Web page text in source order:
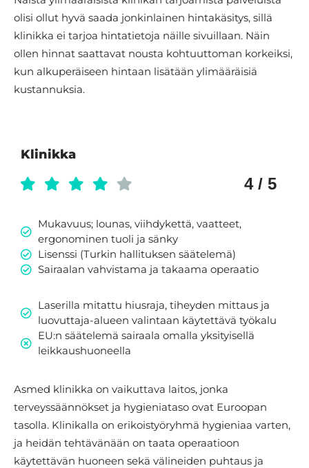
olisi ollut hyvä saada jonkinlainen hintakäsitys, sillä
klinikka ei tarjoa hintatietoja näille sivuillaan. Näin
ollen hinnat saattavat nousta kohtuuttoman korkeiksi,
kun alkuperäiseen hintaan lisätään ylimääräisiä
kustannuksia.
Klinikka
4 / 5
Mukavuus; lounas, viihdykettä, vaatteet,
ergonominen tuoli ja sänky
Lisenssi (Turkin hallituksen säätelemä)
Sairaalan vahvistama ja takaama operaatio
Laserilla mitattu hiusraja, tiheyden mittaus ja
luovuttaja-alueen valintaan käytettävä työkalu
EU:n säätelemä sairaala omalla yksityisellä
leikkaushuoneella
Asmed klinikka on vaikuttava laitos, jonka
terveyssäännökset ja hygieniataso ovat Euroopan
tasolla. Klinikalla on erikoistyöryhmä hygieniaa varten,
ja heidän tehtävänään on taata operaatioon
käytettävän huoneen sekä välineiden puhtaus ja